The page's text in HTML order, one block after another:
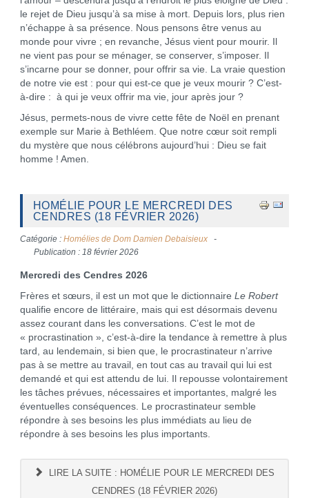
le rejet de Dieu jusqu’à sa mise à mort. Depuis lors, plus rien
n’échappe à sa présence. Nous pensons être venus au
monde pour vivre ; en revanche, Jésus vient pour mourir. Il
ne vient pas pour se ménager, se conserver, s’imposer. Il
s’incarne pour se donner, pour offrir sa vie. La vraie question
de notre vie est : pour qui est-ce que je veux mourir ? C’est-
à-dire : à qui je veux offrir ma vie, jour après jour ?
Jésus, permets-nous de vivre cette fête de Noël en prenant
exemple sur Marie à Bethléem. Que notre cœur soit rempli
du mystère que nous célébrons aujourd’hui : Dieu se fait
homme ! Amen.
HOMÉLIE POUR LE MERCREDI DES
CENDRES (18 FÉVRIER 2026)
Catégorie : Homélies de Dom Damien Debaisieux
Publication : 18 février 2026
Mercredi des Cendres 2026
Frères et sœurs, il est un mot que le dictionnaire Le Robert
qualifie encore de littéraire, mais qui est désormais devenu
assez courant dans les conversations. C’est le mot de
« procrastination », c’est-à-dire la tendance à remettre à plus
tard, au lendemain, si bien que, le procrastinateur n’arrive
pas à se mettre au travail, en tout cas au travail qui lui est
demandé et qui est attendu de lui. Il repousse volontairement
les tâches prévues, nécessaires et importantes, malgré les
éventuelles conséquences. Le procrastinateur semble
répondre à ses besoins les plus immédiats au lieu de
répondre à ses besoins les plus importants.
LIRE LA SUITE : HOMÉLIE POUR LE MERCREDI DES
CENDRES (18 FÉVRIER 2026)